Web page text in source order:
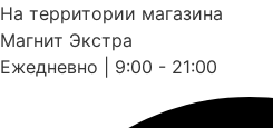
На территории магазина
Магнит Экстра
Ежедневно | 9:00 - 21:00